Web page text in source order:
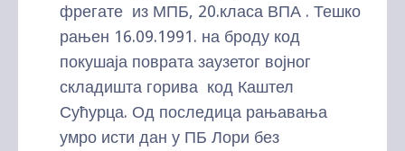
фрегате из МПБ, 20.класа ВПА . Тешко
рањен 16.09.1991. на броду код
покушаја поврата заузетог војног
складишта горива код Каштел
Сућурца. Од последица рањавања
умро исти дан у ПБ Лори без